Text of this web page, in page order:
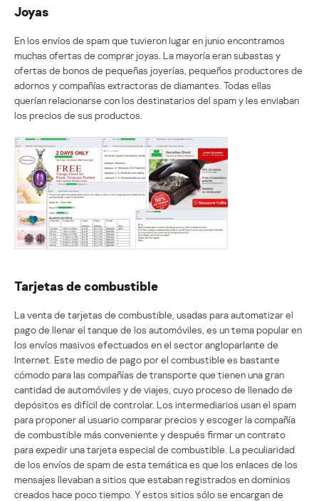
Joyas
En los envíos de spam que tuvieron lugar en junio encontramos
muchas ofertas de comprar joyas. La mayoría eran subastas y
ofertas de bonos de pequeñas joyerías, pequeños productores de
adornos y compañías extractoras de diamantes. Todas ellas
querían relacionarse con los destinatarios del spam y les enviaban
los precios de sus productos.
Tarjetas de combustible
La venta de tarjetas de combustible, usadas para automatizar el
pago de llenar el tanque de los automóviles, es un tema popular en
los envíos masivos efectuados en el sector angloparlante de
Internet. Este medio de pago por el combustible es bastante
cómodo para las compañías de transporte que tienen una gran
cantidad de automóviles y de viajes, cuyo proceso de llenado de
depósitos es difícil de controlar. Los intermediarios usan el spam
para proponer al usuario comparar precios y escoger la compañía
de combustible más conveniente y después firmar un contrato
para expedir una tarjeta especial de combustible. La peculiaridad
de los envíos de spam de esta temática es que los enlaces de los
mensajes llevaban a sitios que estaban registrados en dominios
creados hace poco tiempo. Y estos sitios sólo se encargan de